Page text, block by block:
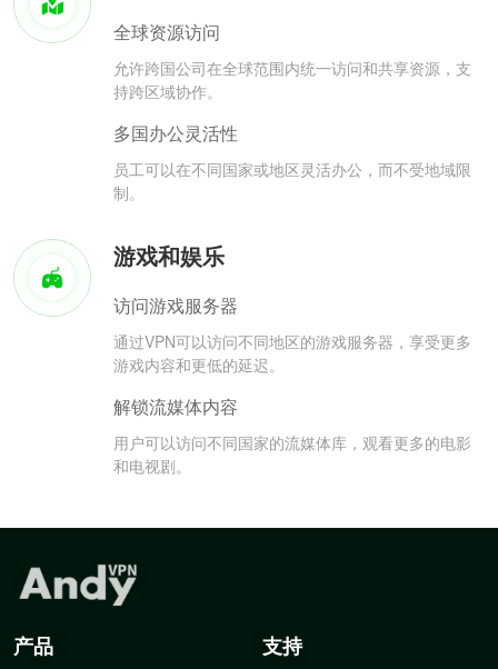
全球资源访问
允许跨国公司在全球范围内统一访问和共享资源，支
持跨区域协作。
多国办公灵活性
员工可以在不同国家或地区灵活办公，而不受地域限
制。
游戏和娱乐
访问游戏服务器
通过VPN可以访问不同地区的游戏服务器，享受更多
游戏内容和更低的延迟。
解锁流媒体内容
用户可以访问不同国家的流媒体库，观看更多的电影
和电视剧。
产品 支持